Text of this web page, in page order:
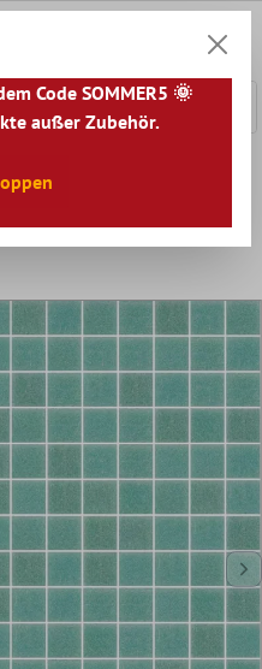
Vi Vitreo 140
Code SOMMER5 🌞
außer Zubehör.